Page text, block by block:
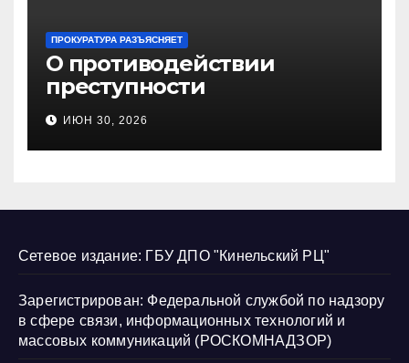
ПРОКУРАТУРА РАЗЪЯСНЯЕТ
О противодействии
преступности
несовершеннолетних и
нарушению их прав
ИЮН 30, 2026
Сетевое издание: ГБУ ДПО "Кинельский РЦ"
Зарегистрирован: Федеральной службой по надзору
в сфере связи, информационных технологий и
массовых коммуникаций (РОСКОМНАДЗОР)